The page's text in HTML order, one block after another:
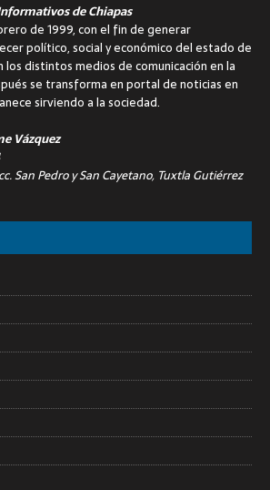
de Chiapas
de 1999, con el fin de generar
político, social y económico del estado de
los distintos medios de comunicación en la
se transforma en portal de noticias en
sirviendo a la sociedad.
Vázquez
San Pedro y San Cayetano, Tuxtla Gutiérrez